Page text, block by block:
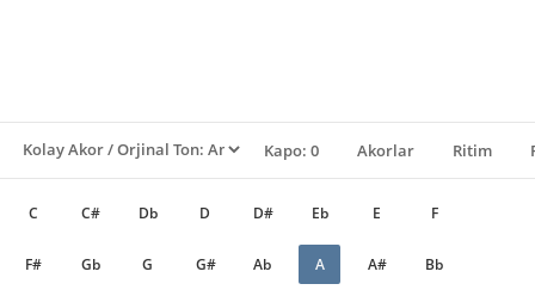
Kapo: 0 Akorlar Ritim
C C# Db D D# Eb E F
F# Gb G G# Ab A A# Bb